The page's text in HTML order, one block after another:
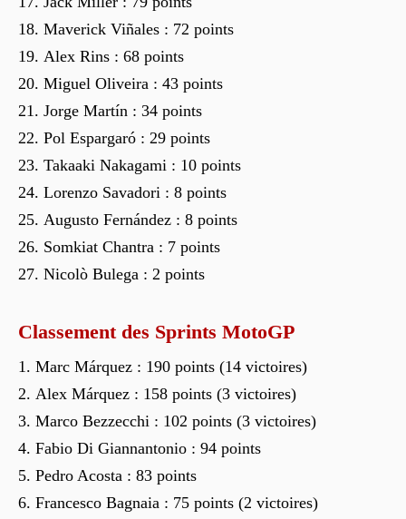
Maverick Viñales : 72 points
Alex Rins : 68 points
Miguel Oliveira : 43 points
Jorge Martín : 34 points
Pol Espargaró : 29 points
Takaaki Nakagami : 10 points
Lorenzo Savadori : 8 points
Augusto Fernández : 8 points
Somkiat Chantra : 7 points
Nicolò Bulega : 2 points
Classement des Sprints MotoGP
Marc Márquez : 190 points (14 victoires)
Alex Márquez : 158 points (3 victoires)
Marco Bezzecchi : 102 points (3 victoires)
Fabio Di Giannantonio : 94 points
Pedro Acosta : 83 points
Francesco Bagnaia : 75 points (2 victoires)